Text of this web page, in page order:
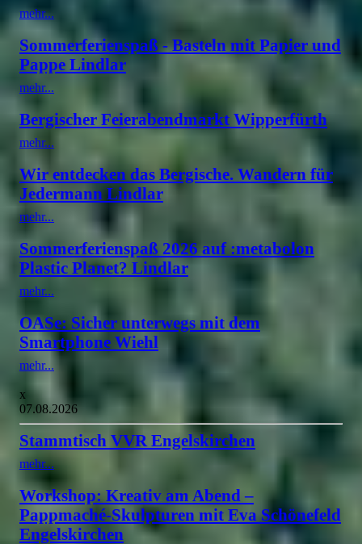
mehr...
Sommerferienspaß - Basteln mit Papier und
Pappe Lindlar
mehr...
Bergischer Feierabendmarkt Wipperfürth
mehr...
Wir entdecken das Bergische. Wandern für
Jedermann Lindlar
mehr...
Sommerferienspaß 2026 auf :metabolon
Plastic Planet? Lindlar
mehr...
OASe: Sicher unterwegs mit dem
Smartphone Wiehl
mehr...
x
07.08.2026
Stammtisch VVR Engelskirchen
mehr...
Workshop: Kreativ am Abend –
Pappmaché-Skulpturen mit Eva Schönefeld
Engelskirchen